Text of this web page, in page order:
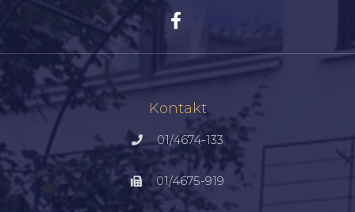
Kontakt
01/4674-133
01/4675-919